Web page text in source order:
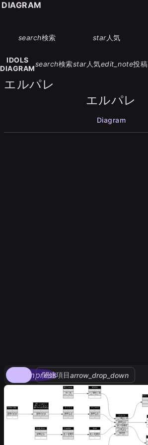
search検索 star人気
IDOLS
DIAGRAM
search検索star人気edit_note投稿
エルパレ
エルパレ
Diagram
compress
関連項目arrow_drop_down